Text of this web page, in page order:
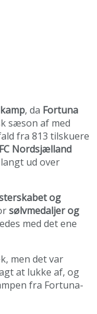
, da Fortuna
sæson af med
fra 813 tilskuere
FC Nordsjælland
ud over
og
sølvmedaljer og
med det ene
men det var
at lukke af, og
fra Fortuna-